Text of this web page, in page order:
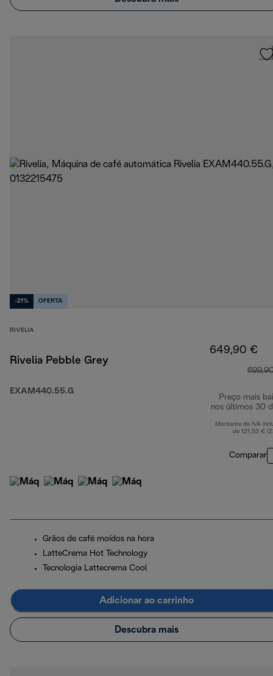
-21% OFERTA
RIVELIA
Rivelia Pebble Grey
EXAM440.55.G
649,90 €
Preço mais
nos últimos 30
Montante de IVA
de 121,53 €
Comparar
Grãos de café moídos na hora
LatteCrema Hot Technology
Tecnologia Lattecrema Cool
Adicionar ao carrinho
Descubra mais